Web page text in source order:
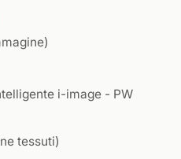
i-image - PW
tessuti)